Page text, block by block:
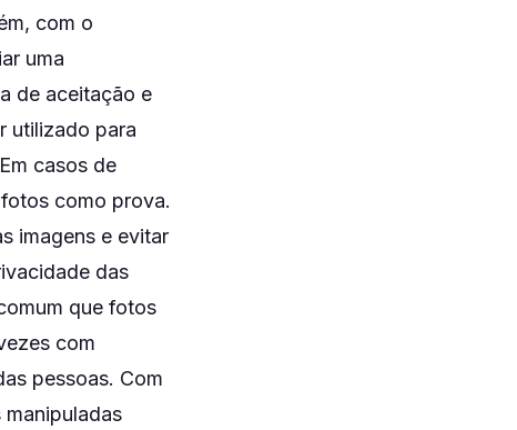
com o
uma
de aceitação e
utilizado para
casos de
como prova.
imagens e evitar
das
que fotos
com
pessoas. Com